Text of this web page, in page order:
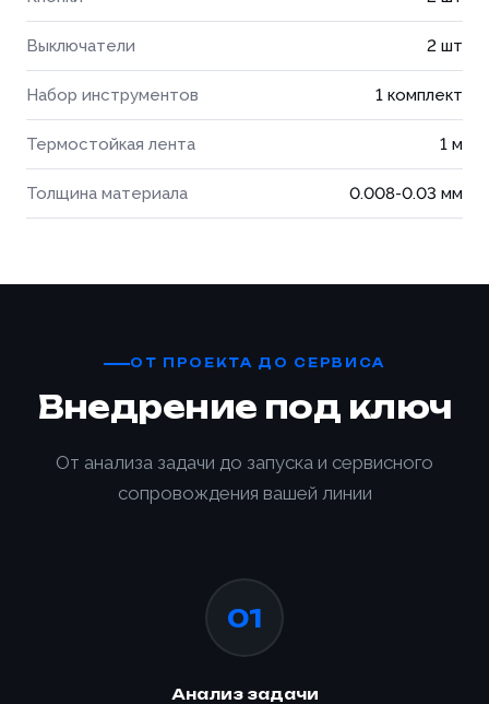
Выключатели 2 шт
Набор инструментов 1 комплект
Термостойкая лента 1 м
Толщина материала 0.008-0.03 мм
ОТ ПРОЕКТА ДО СЕРВИСА
Внедрение под ключ
От анализа задачи до запуска и сервисного
сопровождения вашей линии
01
Анализ задачи
Согласен с условиями
📎 Прикрепить реквизиты
Согласен с условиямиполитики
конфиденциальности
персональных данных
Заказать
Согласен с условиямиполитики